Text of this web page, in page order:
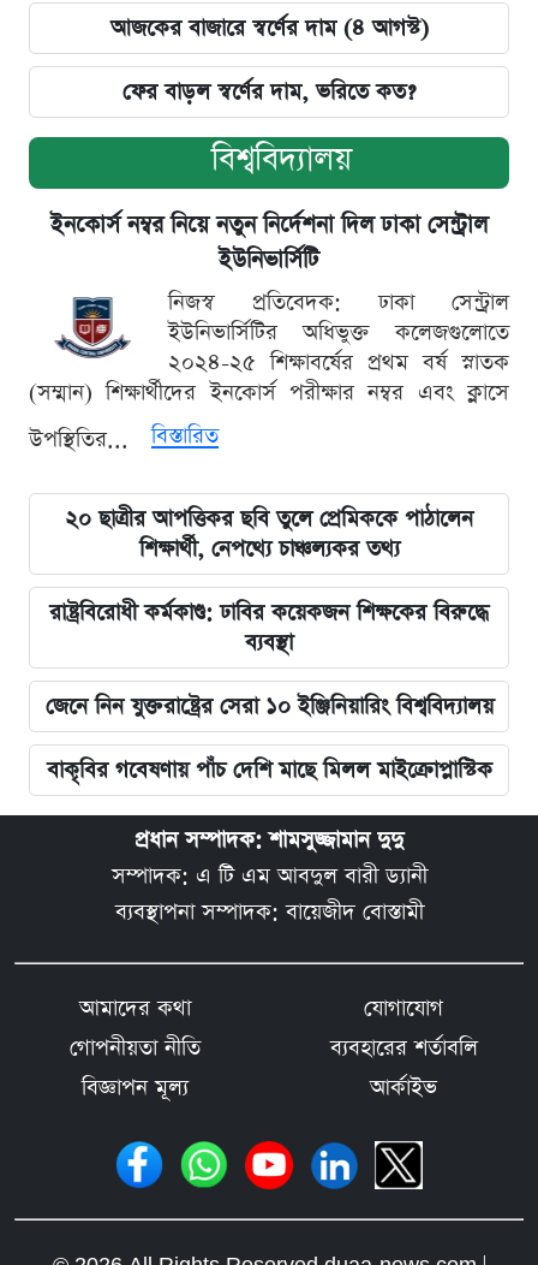
আজকের বাজারে স্বর্ণের দাম (৪ আগস্ট)
ফের বাড়ল স্বর্ণের দাম, ভরিতে কত?
বিশ্ববিদ্যালয়
ইনকোর্স নম্বর নিয়ে নতুন নির্দেশনা দিল ঢাকা সেন্ট্রাল
ইউনিভার্সিটি
নিজস্ব প্রতিবেদক: ঢাকা সেন্ট্রাল
ইউনিভার্সিটির অধিভুক্ত কলেজগুলোতে
২০২৪-২৫ শিক্ষাবর্ষের প্রথম বর্ষ স্নাতক
(সম্মান) শিক্ষার্থীদের ইনকোর্স পরীক্ষার নম্বর এবং ক্লাসে
উপস্থিতির...
বিস্তারিত
২০ ছাত্রীর আপত্তিকর ছবি তুলে প্রেমিককে পাঠালেন
শিক্ষার্থী, নেপথ্যে চাঞ্চল্যকর তথ্য
রাষ্ট্রবিরোধী কর্মকাণ্ড: ঢাবির কয়েকজন শিক্ষকের বিরুদ্ধে
ব্যবস্থা
জেনে নিন যুক্তরাষ্ট্রের সেরা ১০ ইঞ্জিনিয়ারিং বিশ্ববিদ্যালয়
বাকৃবির গবেষণায় পাঁচ দেশি মাছে মিলল মাইক্রোপ্লাস্টিক
প্রধান সম্পাদক: শামসুজ্জামান দুদু
সম্পাদক: এ টি এম আবদুল বারী ড্যানী
ব্যবস্থাপনা সম্পাদক: বায়েজীদ বোস্তামী
আমাদের কথা
যোগাযোগ
গোপনীয়তা নীতি
ব্যবহারের শর্তাবলি
বিজ্ঞাপন মূল্য
আর্কাইভ